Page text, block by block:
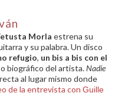
Morla estrena su
y su palabra. Un disco
refugio, un bis a bis con el
biográfico del artista.Nadie
al lugar mismo donde
de la entrevista con Guille